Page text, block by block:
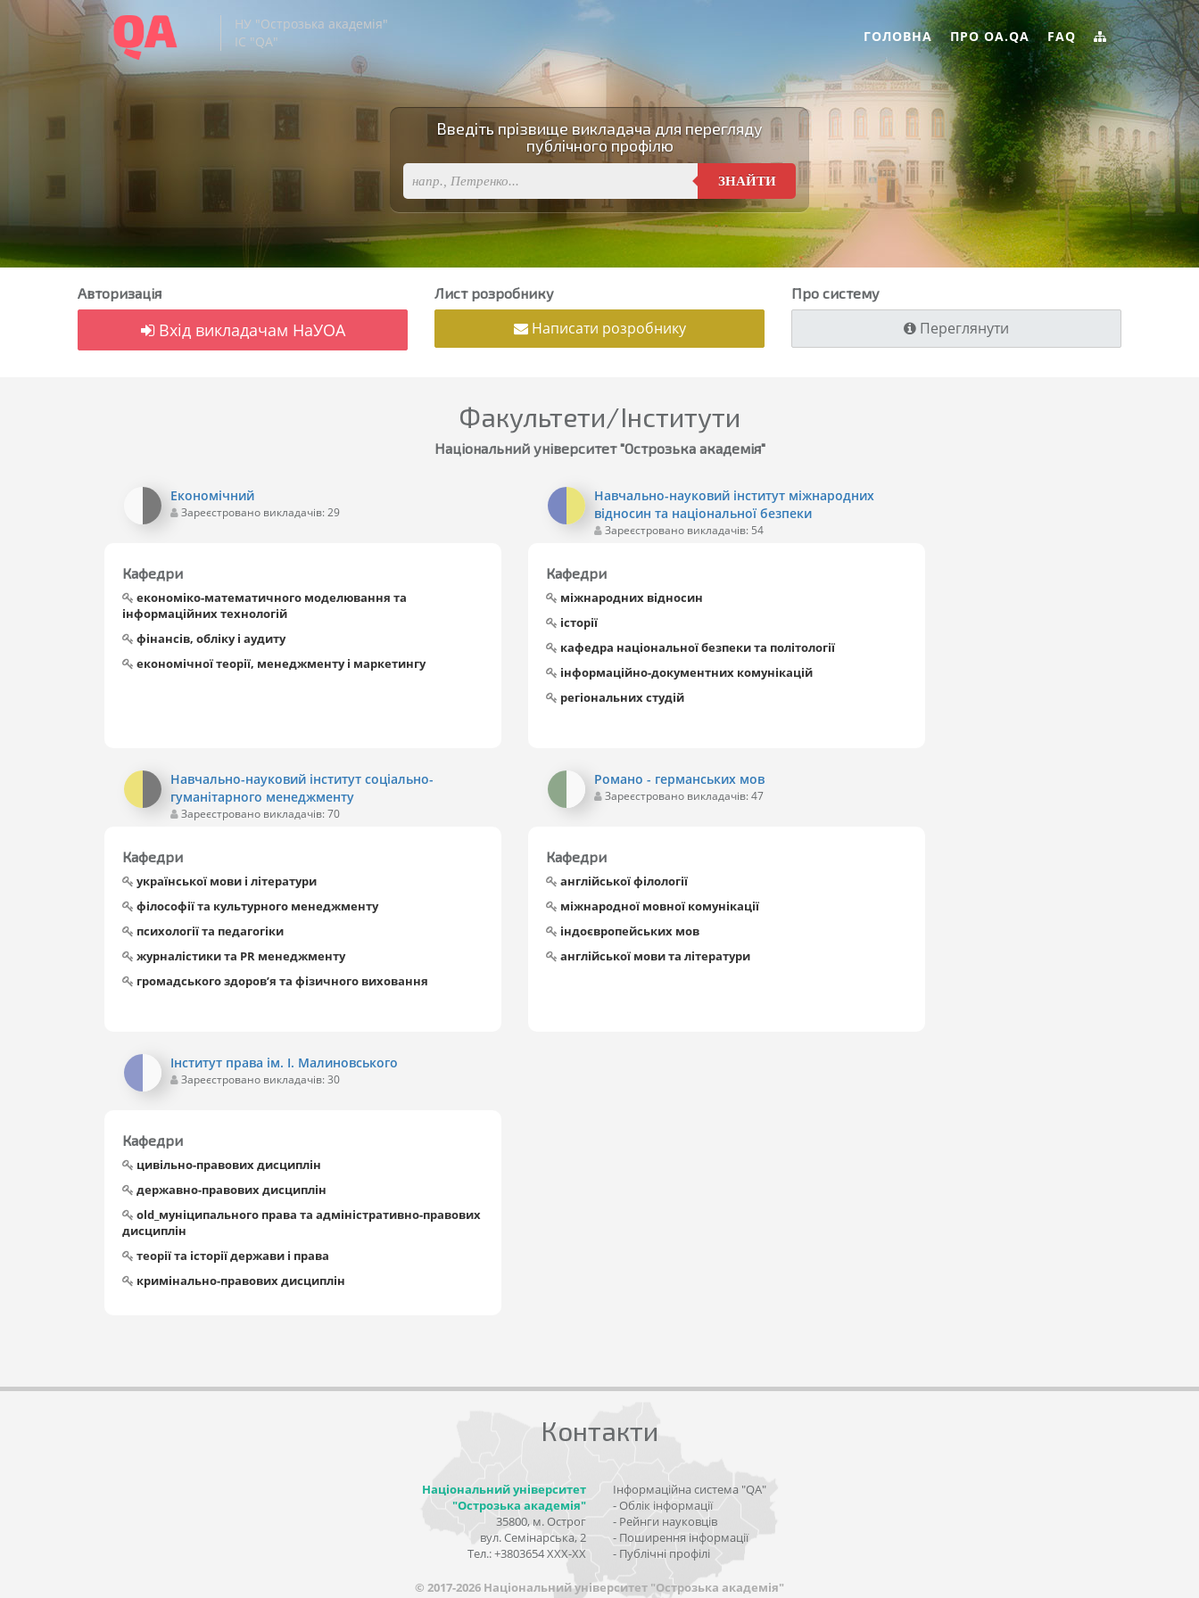
НУ "Острозька академія"
ІС "QA"
ГОЛОВНА ПРО OA.QA FAQ
Введіть прізвище викладача для перегляду
публічного профілю
ЗНАЙТИ
Авторизація
Вхід викладачам НаУОА
Лист розробнику
Написати розробнику
Про систему
Переглянути
Факультети/Інститути
Національний університет "Острозька академія"
Економічний
Зареєстровано викладачів: 29
Кафедри
економіко-математичного моделювання та
інформаційних технологій
фінансів, обліку і аудиту
економічної теорії, менеджменту і маркетингу
Навчально-науковий інститут міжнародних
відносин та національної безпеки
Зареєстровано викладачів: 54
Кафедри
міжнародних відносин
історії
кафедра національної безпеки та політології
інформаційно-документних комунікацій
регіональних студій
Навчально-науковий інститут соціально-
гуманітарного менеджменту
Зареєстровано викладачів: 70
Кафедри
української мови і літератури
філософії та культурного менеджменту
психології та педагогіки
журналістики та PR менеджменту
громадського здоров’я та фізичного виховання
Романо - германських мов
Зареєстровано викладачів: 47
Кафедри
англійської філології
міжнародної мовної комунікації
індоєвропейських мов
англійської мови та літератури
Інститут права ім. І. Малиновського
Зареєстровано викладачів: 30
Кафедри
цивільно-правових дисциплін
державно-правових дисциплін
old_муніципального права та адміністративно-правових
дисциплін
теорії та історії держави і права
кримінально-правових дисциплін
Контакти
Національний університет
"Острозька академія"
35800, м. Острог
вул. Семінарська, 2
Тел.: +3803654 ХХХ-ХХ
Інформаційна система "QA"
- Облік інформації
- Рейнги науковців
- Поширення інформації
- Публічні профілі
© 2017-2026 Національний університет "Острозька академія"